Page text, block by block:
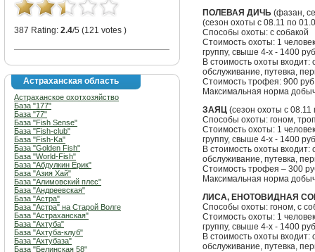
387 Rating: 2.4/5 (121 votes )
Астраханская область
Астраханское охотхозяйство
База "177"
База "77"
База "Fish Sense"
База "Fish-club"
База "Fish-Ka"
База "Golden Fish"
База "World-Fish"
База "Абдулкин Ерик"
База "Азия Хай"
База "Алимовский плес"
База "Андреевская"
База "Астра"
База "Астра" на Старой Волге
База "Астраханская"
База "Ахтуба"
База "Ахтуба-клуб"
База "Ахтубаза"
База "Белинская 58"
ПОЛЕВАЯ ДИЧЬ (фазан,
(сезон охоты с 08.11 по
Способы охоты: с собакой
Стоимость охоты: 1
группу, свыше 4-х - 1400
В стоимость охоты входит:
обслуживание, путевка,
Стоимость трофея: 900
Максимальная норма
ЗАЯЦ (сезон охоты с 08.11
Способы охоты: гоном,
Стоимость охоты: 1
группу, свыше 4-х - 1400
В стоимость охоты входит:
обслуживание, путевка,
Стоимость трофея – 300
Максимальная норма
ЛИСА, ЕНОТОВИДНАЯ
Способы охоты: гоном, с
Стоимость охоты: 1
группу, свыше 4-х - 1400
В стоимость охоты входит:
обслуживание, путевка,